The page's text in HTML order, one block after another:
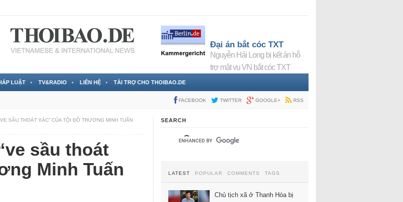
Đại án bắt cóc TXT
Nguyễn Hải Long bị kết án hỗ
trợ mật vụ VN bắt cóc TXT
LUẬT TV&RADIO LIÊN HỆ TÀI TRỢ CHO THOIBAO.DE
FACEBOOK TWITTER GOOGLE+ RSS
SẦU THOÁT XÁC” CỦA TỘI ĐỒ TRƯƠNG MINH TUẤN
sầu thoát
Minh Tuấn
SEARCH
LATEST POPULAR COMMENTS TAGS
Chủ tịch xã ở Thanh Hóa bị